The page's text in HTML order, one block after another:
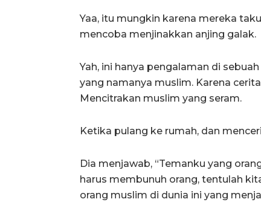
Yaa, itu mungkin karena mereka
mencoba menjinakkan anjing galak.
Yah, ini hanya pengalaman di
yang namanya muslim. Karena
Mencitrakan muslim yang seram.
Ketika pulang ke rumah, dan
Dia menjawab, “Temanku yang
harus membunuh orang, tentulah
orang muslim di dunia ini yang